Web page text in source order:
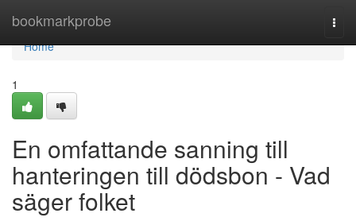
bookmarkprobe
Home
Home
1
En omfattande sanning till
hanteringen till dödsbon - Vad
säger folket